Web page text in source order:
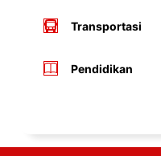
Transportasi
Pendidikan